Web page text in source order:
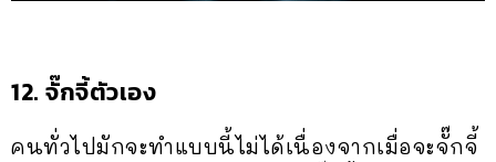
12. จั๊กจี้ตัวเอง
คนทั่วไปมักจะทำแบบนี้ไม่ได้เนื่องจากเมื่อจะจั๊กจี้